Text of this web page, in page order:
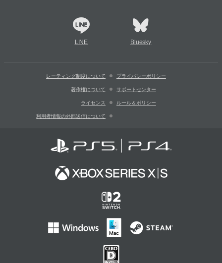
LINE Bluesky
レーティング制度について プライバシーポリシー
著作権について サポートセンター
ライセンス ルール＆ポリシー
利用者情報の外部送信について